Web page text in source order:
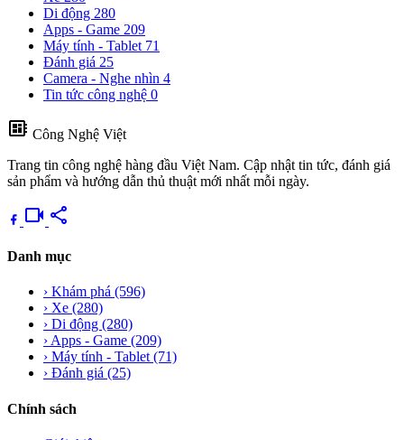
Di động 280
Apps - Game 209
Máy tính - Tablet 71
Đánh giá 25
Camera - Nghe nhìn 4
Tin tức công nghệ 0
developer_board Công Nghệ Việt
Trang tin công nghệ hàng đầu Việt Nam. Cập nhật tin tức, đánh giá
sản phẩm và hướng dẫn thủ thuật mới nhất mỗi ngày.
videocam share
Danh mục
› Khám phá (596)
› Xe (280)
› Di động (280)
› Apps - Game (209)
› Máy tính - Tablet (71)
› Đánh giá (25)
Chính sách